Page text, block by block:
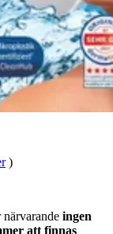
)
ingen
att finnas